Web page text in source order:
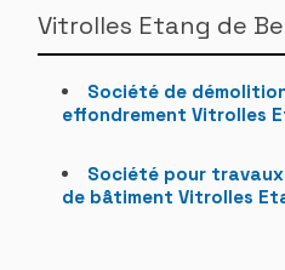
Vitrolles Etang de
Société de
effondrement Vitrolles
Société pour
de bâtiment Vitrolles